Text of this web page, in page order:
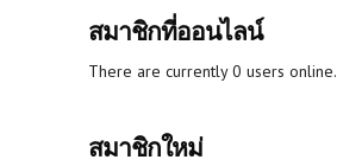
สมาชิกที่ออนไลน์
There are currently 0 users online.
สมาชิกใหม่